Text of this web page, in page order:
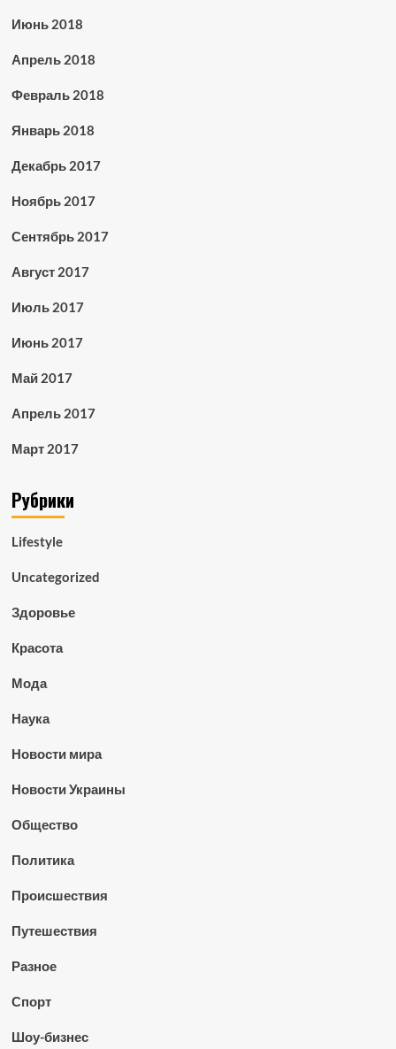
Июнь 2018
Апрель 2018
Февраль 2018
Январь 2018
Декабрь 2017
Ноябрь 2017
Сентябрь 2017
Август 2017
Июль 2017
Июнь 2017
Май 2017
Апрель 2017
Март 2017
Рубрики
Lifestyle
Uncategorized
Здоровье
Красота
Мода
Наука
Новости мира
Новости Украины
Общество
Политика
Происшествия
Путешествия
Разное
Спорт
Шоу-бизнес